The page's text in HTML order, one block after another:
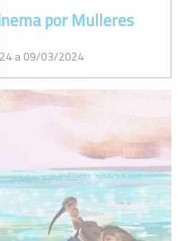
por Mulleres
a 09/03/2024